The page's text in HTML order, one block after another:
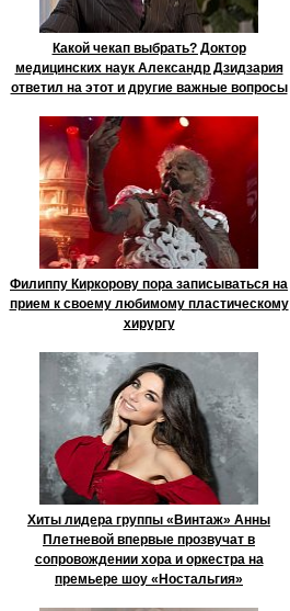
Какой чекап выбрать? Доктор
медицинских наук Александр Дзидзария
ответил на этот и другие важные вопросы
Филиппу Киркорову пора записываться на
прием к своему любимому пластическому
хирургу
Хиты лидера группы «Винтаж» Анны
Плетневой впервые прозвучат в
сопровождении хора и оркестра на
премьере шоу «Ностальгия»